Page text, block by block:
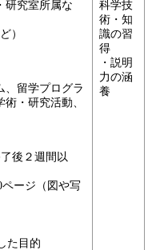
研究室所属な
）
、留学プログラ
・研究活動、
後２週間以
ージ（図や写
た目的
科学技
術・知
識の習
得
・説明
力の涵
養